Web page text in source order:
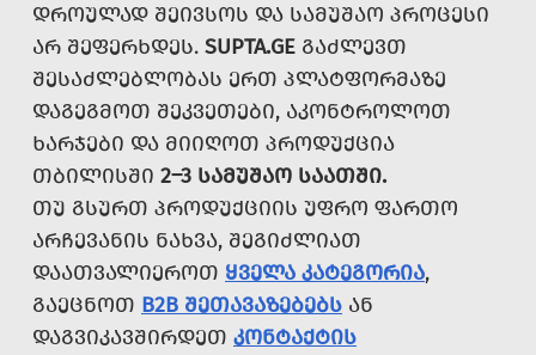
ᲓᲠᲝᲣᲚᲐᲓ ᲨᲔᲘᲕᲡᲝᲡ ᲓᲐ ᲡᲐᲛᲣᲨᲐᲝ ᲞᲠᲝᲪᲔᲡᲘ
ᲐᲠ ᲨᲔᲤᲔᲠᲮᲓᲔᲡ. SUPTA.GE ᲒᲐᲫᲚᲔᲕᲗ
ᲨᲔᲡᲐᲫᲚᲔᲑᲚᲝᲑᲐᲡ ᲔᲠᲗ ᲞᲚᲐᲢᲤᲝᲠᲛᲐᲖᲔ
ᲓᲐᲒᲔᲒᲛᲝᲗ ᲨᲔᲙᲕᲔᲗᲔᲑᲘ, ᲐᲙᲝᲜᲢᲠᲝᲚᲝᲗ
ᲮᲐᲠᲯᲔᲑᲘ ᲓᲐ ᲛᲘᲘᲦᲝᲗ ᲞᲠᲝᲓᲣᲥᲪᲘᲐ
ᲗᲑᲘᲚᲘᲡᲨᲘ 2–3 ᲡᲐᲛᲣᲨᲐᲝ ᲡᲐᲐᲗᲨᲘ.
ᲗᲣ ᲒᲡᲣᲠᲗ ᲞᲠᲝᲓᲣᲥᲪᲘᲘᲡ ᲣᲤᲠᲝ ᲤᲐᲠᲗᲝ
ᲐᲠᲩᲔᲕᲐᲜᲘᲡ ᲜᲐᲮᲕᲐ, ᲨᲔᲒᲘᲫᲚᲘᲐᲗ
ᲓᲐᲐᲗᲕᲐᲚᲘᲔᲠᲝᲗ ᲧᲕᲔᲚᲐ ᲙᲐᲢᲔᲒᲝᲠᲘᲐ,
ᲒᲐᲔᲪᲜᲝᲗ B2B ᲨᲔᲗᲐᲕᲐᲖᲔᲑᲔᲑᲡ ᲐᲜ
ᲓᲐᲒᲕᲘᲙᲐᲕᲨᲘᲠᲓᲔᲗ ᲙᲝᲜᲢᲐᲥᲢᲘᲡ